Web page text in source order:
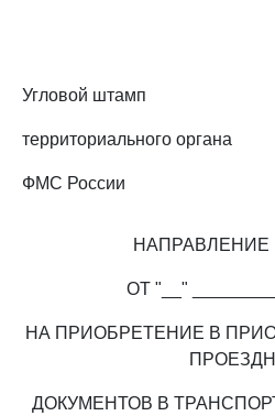
Угловой штамп
территориального органа
ФМС России
НАПРАВЛЕНИЕ
ОТ "__"
НА ПРИОБРЕТЕНИЕ В
ДОКУМЕНТОВ В